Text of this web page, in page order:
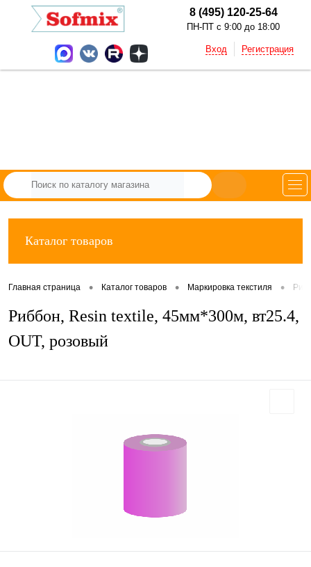
8 (495) 120-25-64
ПН-ПТ с 9:00 до 18:00
Вход Регистрация
Каталог товаров
Главная страница • Каталог товаров • Маркировка текстиля •
Риббон, Resin textile, 45мм*300м, вт25.4,
OUT, розовый